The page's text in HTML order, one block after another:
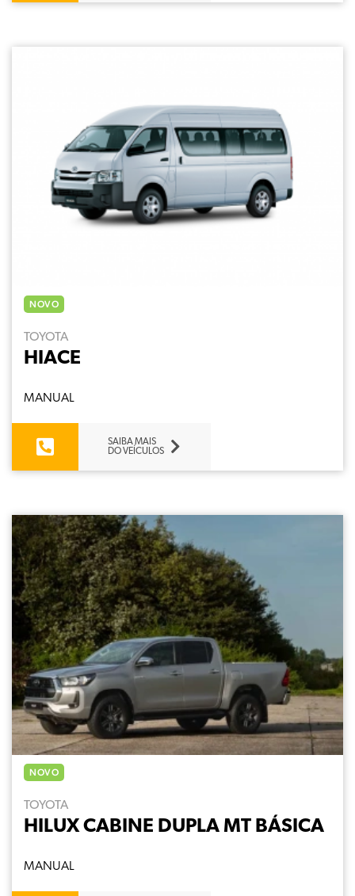
NOVO
TOYOTA
HIACE
MANUAL
SAIBA MAIS
DO VEÍCULOS
NOVO
TOYOTA
HILUX CABINE DUPLA MT BÁSICA
MANUAL